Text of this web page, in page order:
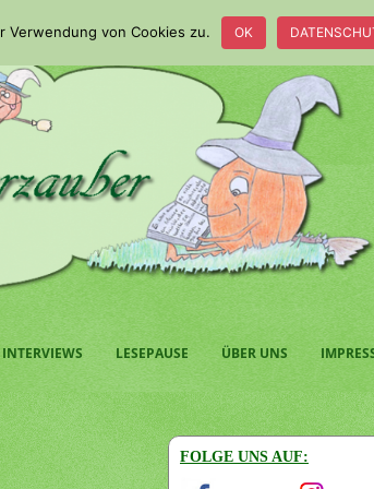
INTERVIEWS LESEPAUSE ÜBER UNS
FOLGE UNS AUF:
Verwendung von Cookies zu. OK